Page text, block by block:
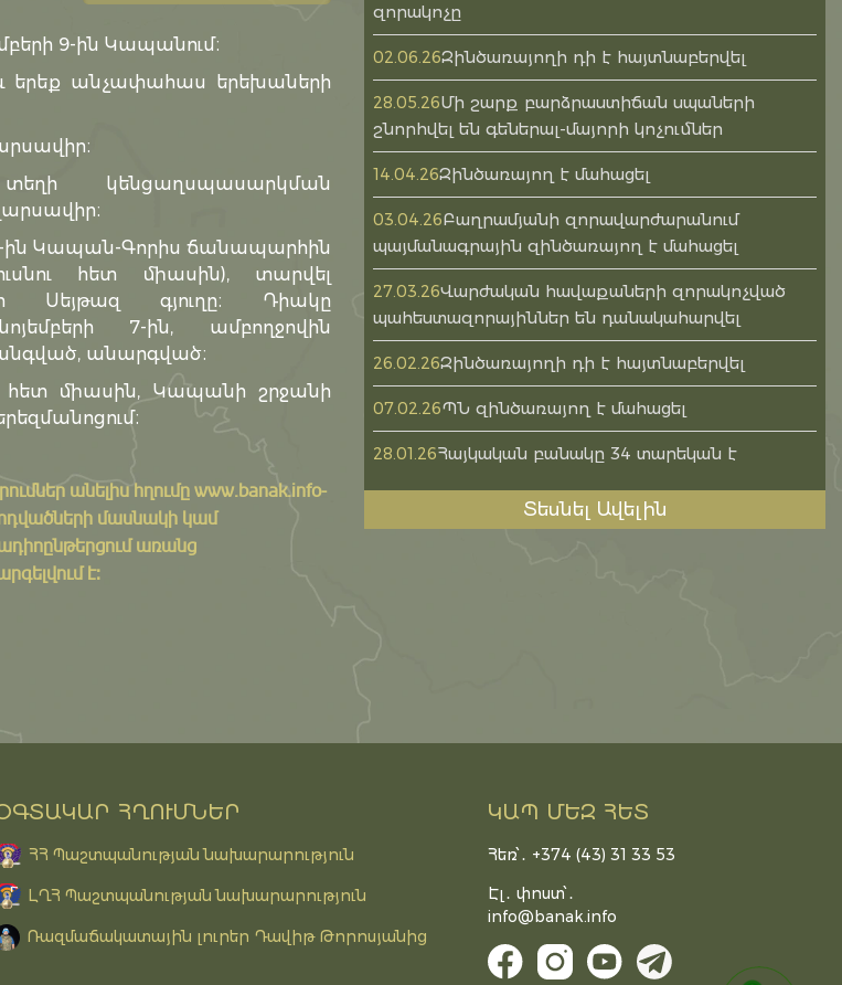
9-ին Կապանում։
և երեք անչափահաս երեխաների
կենցաղսպասարկման
ին Կապան-Գորիս ճանապարհին
հետ միասին), տարվել
Սեյթազ գյուղը։ Դիակը
7-ին, ամբողջովին
անարգված։
հետ միասին, Կապանի շրջանի
անելիս հղումըwww.banak.info-
մասնակի կամ
առանց
է:
զորակոչը
02.06.26Զինծառայողի դի է հայտնաբերվել
28.05.26Մի շարք բարձրաստիճան սպաների
շնորհվել են գեներալ-մայորի կոչումներ
14.04.26Զինծառայող է մահացել
03.04.26Բաղրամյանի զորավարժարանում
պայմանագրային զինծառայող է մահացել
27.03.26Վարժական հավաքաների զորակոչված
պահեստազորայիններ են դանակահարվել
26.02.26Զինծառայողի դի է հայտնաբերվել
07.02.26ՊՆ զինծառայող է մահացել
28.01.26Հայկական բանակը 34 տարեկան է
Տեսնել Ավելին
ՀՂՈՒՄՆԵՐ
ՀՀ Պաշտպանության նախարարություն
ԼՂՀ Պաշտպանության նախարարություն
Ռազմաճակատային լուրեր Դավիթ Թորոսյանից
ԿԱՊ ՄԵԶ ՀԵՏ
Հեռ՝․ +374 (43) 31 33 53
Էլ․ փոստ՝․
info@banak.info